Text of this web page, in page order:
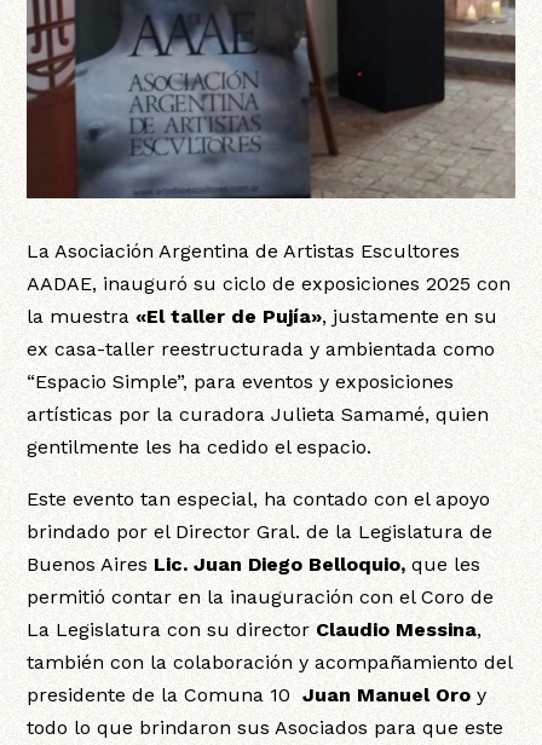
La Asociación Argentina de Artistas Escultores
AADAE, inauguró su ciclo de exposiciones 2025 con
la muestra«El taller de Pujía», justamente en su
ex casa-taller reestructurada y ambientada como
“Espacio Simple”, para eventos y exposiciones
artísticas por la curadora Julieta Samamé, quien
gentilmente les ha cedido el espacio.
Este evento tan especial, ha contado con el apoyo
brindado por el Director Gral. de la Legislatura de
Buenos Aires Lic. Juan Diego Belloquio,que les
permitió contar en la inauguración con el Coro de
La Legislatura con su director Claudio Messina,
también con la colaboración y acompañamiento del
presidente de la Comuna 10Juan Manuel Oro y
todo lo que brindaron sus Asociados para que este